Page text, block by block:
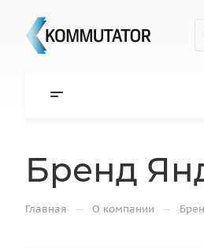
Бренд
Главная — О компании —